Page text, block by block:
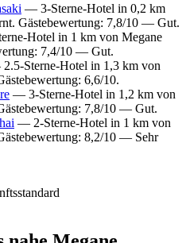
— 3-Sterne-Hotel in 0,2 km
Gästebewertung: 7,8/10 — Gut.
Hotel in 1 km von Megane
7,4/10 — Gut.
Sterne-Hotel in 1,3 km von
6,6/10.
— 3-Sterne-Hotel in 1,2 km von
7,8/10 — Gut.
— 2-Sterne-Hotel in 1 km von
8,2/10 — Sehr